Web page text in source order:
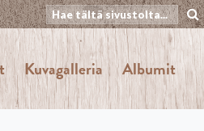
Kuvagalleria Albumit